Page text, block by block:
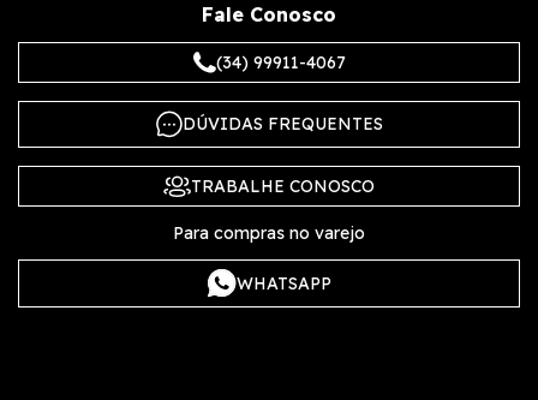
Fale Conosco
(34) 99911-4067
DÚVIDAS FREQUENTES
TRABALHE CONOSCO
Para compras no varejo
WHATSAPP